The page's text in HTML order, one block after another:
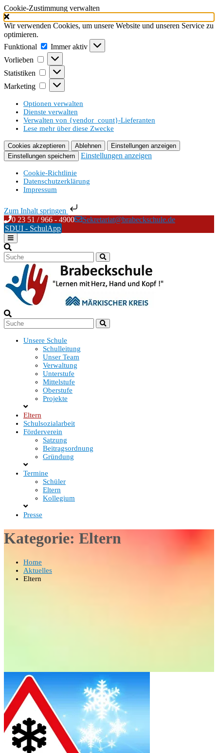
Cookie-Zustimmung verwalten
Wir verwenden Cookies, um unsere Website und unseren Service zu
optimieren.
Funktional
Funktional
Immer aktiv
Vorlieben
Vorlieben
Statistiken Statistiken
Marketing Marketing
Optionen verwalten
Dienste verwalten
Verwalten von {vendor_count}-Lieferanten
Lese mehr über diese Zwecke
Cookies akzeptieren Ablehnen
Einstellungen anzeigen
Einstellungen speichern
Einstellungen anzeigen
Cookie-Richtlinie
Datenschutzerklärung
Impressum
Zum Inhalt springen
Skip
to
content
0 23 51 / 966 - 4900
Sekretariat@brabeckschule.de
SDUI - SchulApp
Unsere Schule
Schulleitung
Unser Team
Verwaltung
Unterstufe
Mittelstufe
Oberstufe
Projekte
Eltern
Schulsozialarbeit
Förderverein
Satzung
Beitragsordnung
Gründung
Termine
Schüler
Eltern
Kollegium
Presse
Kategorie: Eltern
Home
Aktuelles
Eltern